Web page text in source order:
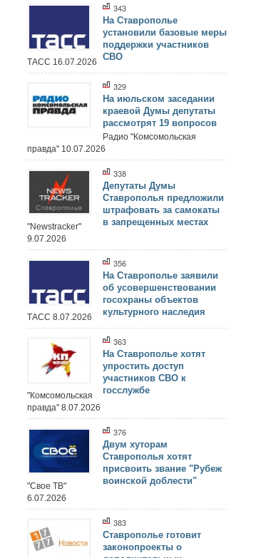
343
На Ставрополье
установили базовые меры
поддержки участников
СВО
ТАСС 16.07.2026
329
На июльском заседании
краевой Думы депутаты
рассмотрят 19 вопросов
Радио "Комсомольская
правда" 10.07.2026
338
Депутаты Думы
Ставрополья предложили
штрафовать за самокаты
в запрещенных местах
"Newstracker"
9.07.2026
356
На Ставрополье заявили
об усовершенствовании
госохраны объектов
культурного наследия
ТАСС 8.07.2026
363
На Ставрополье хотят
упростить доступ
участников СВО к
госслужбе
"Комсомольская
правда" 8.07.2026
376
Двум хуторам
Ставрополья хотят
присвоить звание "Рубеж
воинской доблести"
"Свое ТВ"
6.07.2026
383
Ставрополье готовит
законопроекты о